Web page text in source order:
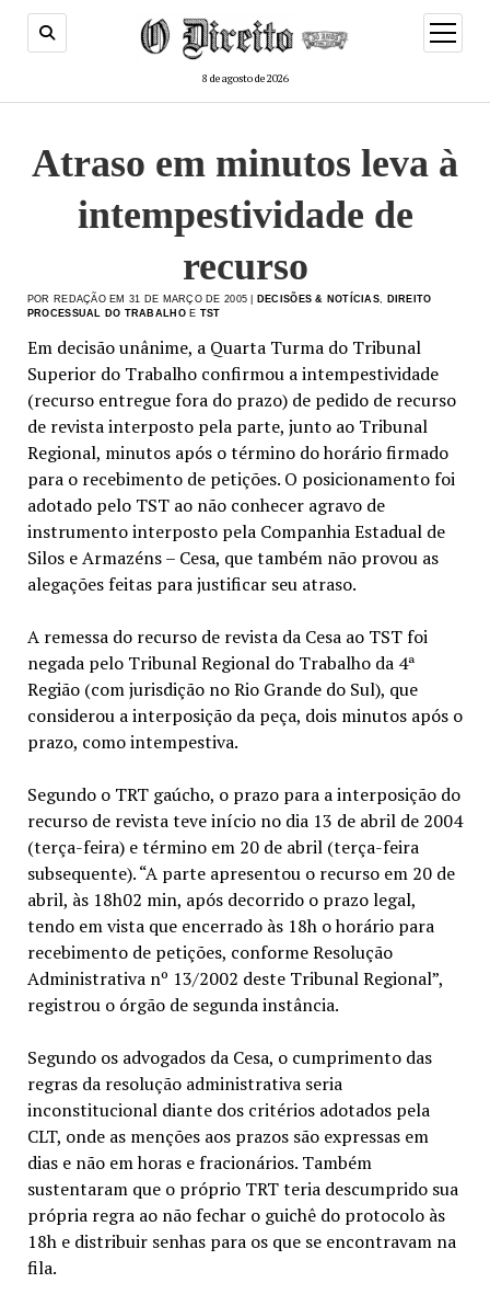
8 de agosto de 2026
menu
de
Atraso em minutos leva à
intempestividade de
recurso
POR REDAÇÃO EM 31 DE MARÇO DE 2005 | DECISÕES & NOTÍCIAS
DIREITO
PROCESSUAL DO TRABALHOE TST
Em decisão unânime, a Quarta Turma do Tribunal
Superior do Trabalho confirmou a intempestividade
(recurso entregue fora do prazo) de pedido de recurso
de revista interposto pela parte, junto ao Tribunal
Regional, minutos após o término do horário firmado
para o recebimento de petições. O posicionamento foi
adotado pelo TST ao não conhecer agravo de
instrumento interposto pela Companhia Estadual de
Silos e Armazéns – Cesa, que também não provou as
alegações feitas para justificar seu atraso.
A remessa do recurso de revista da Cesa ao TST foi
negada pelo Tribunal Regional do Trabalho da 4ª
Região (com jurisdição no Rio Grande do Sul), que
considerou a interposição da peça, dois minutos após o
prazo, como intempestiva.
Segundo o TRT gaúcho, o prazo para a interposição do
recurso de revista teve início no dia 13 de abril de 2004
(terça-feira) e término em 20 de abril (terça-feira
subsequente). “A parte apresentou o recurso em 20 de
abril, às 18h02 min, após decorrido o prazo legal,
tendo em vista que encerrado às 18h o horário para
recebimento de petições, conforme Resolução
Administrativa nº 13/2002 deste Tribunal Regional”,
registrou o órgão de segunda instância.
Segundo os advogados da Cesa, o cumprimento das
regras da resolução administrativa seria
inconstitucional diante dos critérios adotados pela
CLT, onde as menções aos prazos são expressas em
dias e não em horas e fracionários. Também
sustentaram que o próprio TRT teria descumprido sua
própria regra ao não fechar o guichê do protocolo às
18h e distribuir senhas para os que se encontravam na
fila.